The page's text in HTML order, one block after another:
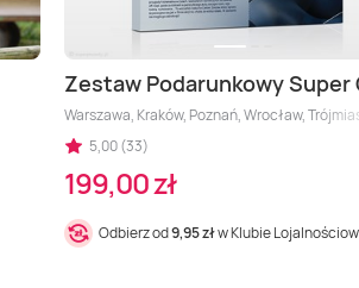
Zestaw Podarunkowy Super
Warszawa, Kraków, Poznań, Wrocław,
5,00 (33)
199,00 zł
Odbierz od9,95 złw Klubie